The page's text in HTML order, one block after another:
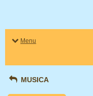
Menu
MUSICA